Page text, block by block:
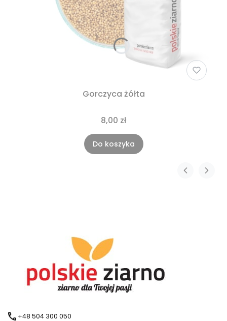
Gorczyca żółta
8,00 zł
Do koszyka
+48 504 300 050